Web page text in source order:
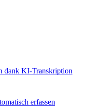
dank KI-Transkription
erfassen